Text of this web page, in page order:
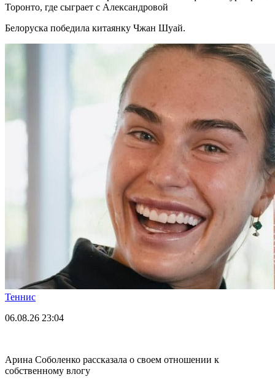
Торонто, где сыграет с Александровой
Белоруска победила китаянку Чжан Шуай.
Теннис
06.08.26 23:04
Арина Соболенко рассказала о своем отношении к
собственному влогу